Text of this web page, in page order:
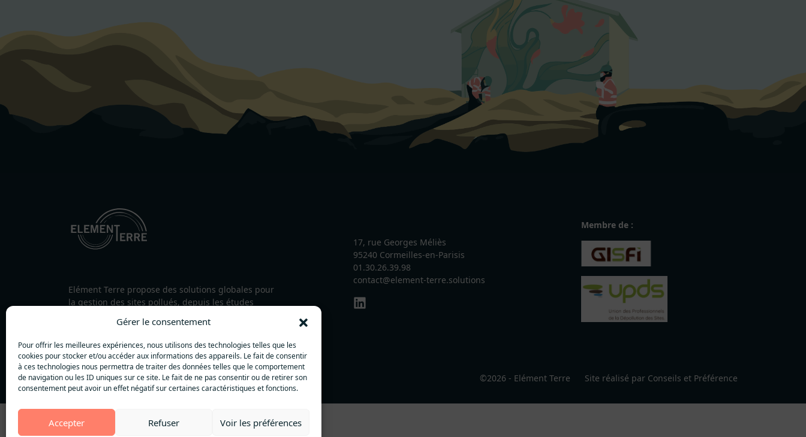
Gérer le consentement
Pour offrir les meilleures expériences, nous utilisons des technologies telles que les
cookies pour stocker et/ou accéder aux informations des appareils. Le fait de consentir
à ces technologies nous permettra de traiter des données telles que le comportement
de navigation ou les ID uniques sur ce site. Le fait de ne pas consentir ou de retirer son
consentement peut avoir un effet négatif sur certaines caractéristiques et fonctions.
Accepter Refuser Voir les préférences
Elément Terre propose des solutions globales pour
la gestion des sites pollués, depuis les études
Elément Terre réalise les travaux de dépollution
17, rue Georges Méliès
95240 Cormeilles-en-Parisis
01.30.26.39.98
contact@element-terre.solutions
Membre de :
Mentions légales Politique de confidentialité ©2026 - Elément Terre Site réalisé par Conseils et Préférence